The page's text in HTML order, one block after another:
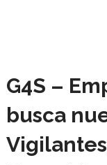
G4S –
busca